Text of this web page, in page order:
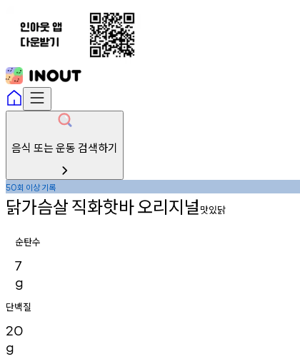
음식 또는 운동 검색하기
50회 이상기록
닭가슴살직화핫바오리지널 맛있닭
순탄수
7
g
단백질
20
g